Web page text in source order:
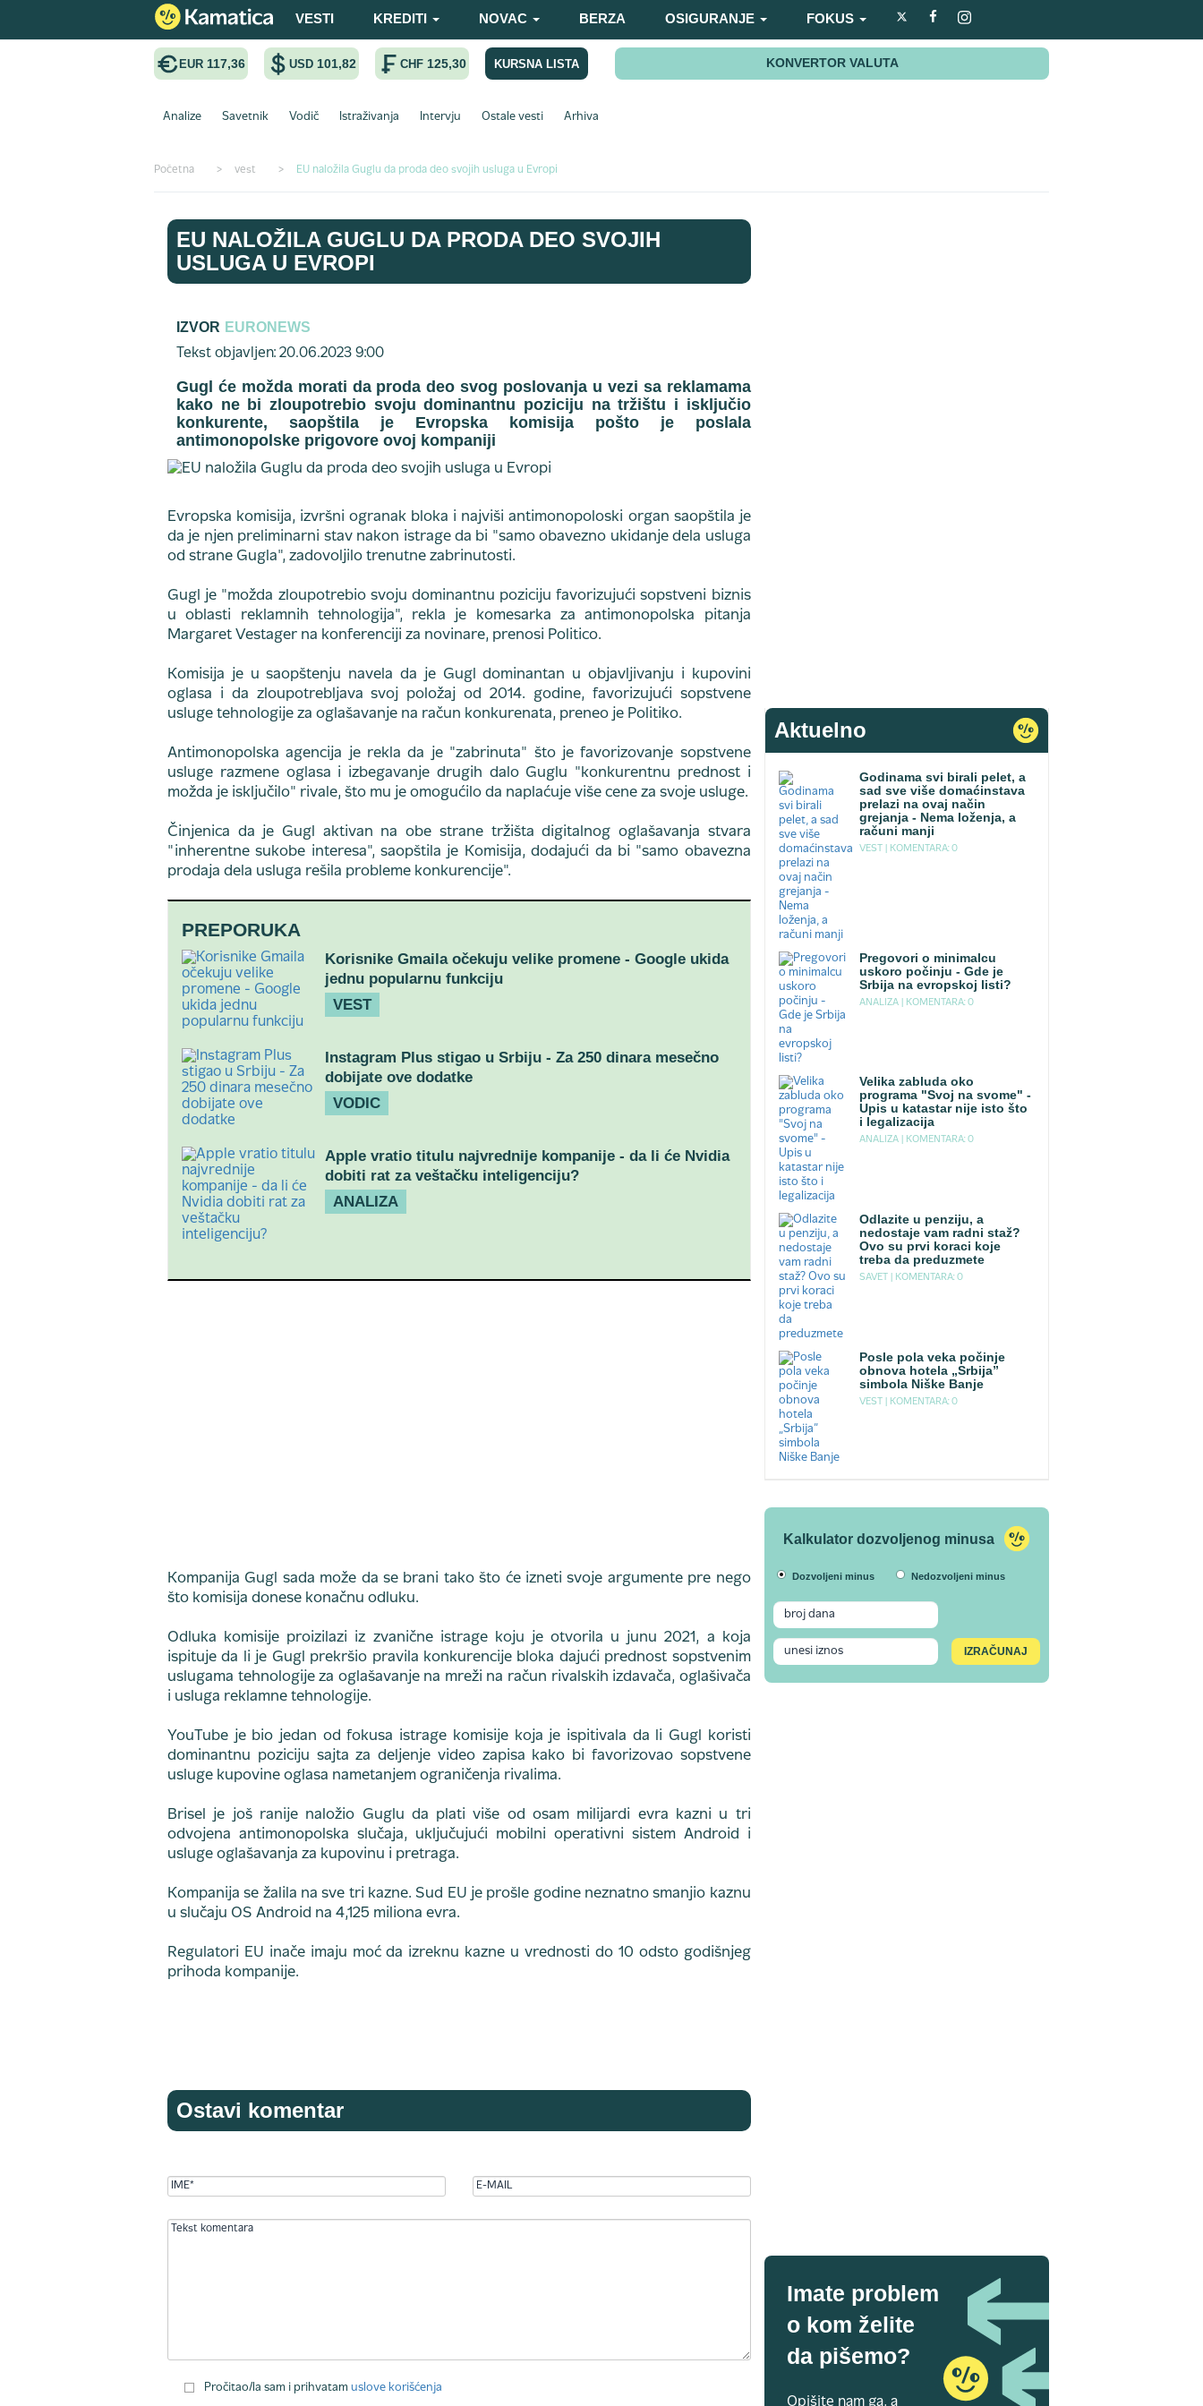
VESTI KREDITI NOVAC BERZA OSIGURANJE FOKUS
EUR 117,36 USD 101,82 CHF 125,30 KURSNA LISTA KONVERTOR VALUTA
Analize Savetnik Vodič Istraživanja Intervju Ostale vesti Arhiva
Početna > vest > EU naložila Guglu da proda deo svojih usluga u Evropi
EU NALOŽILA GUGLU DA PRODA DEO SVOJIH
USLUGA U EVROPI
IZVOR EURONEWS
Tekst objavljen: 20.06.2023 9:00
Gugl će možda morati da proda deo svog poslovanja u vezi sa reklamama
kako ne bi zloupotrebio svoju dominantnu poziciju na tržištu i isključio
konkurente, saopštila je Evropska komisija pošto je poslala
antimonopolske prigovore ovoj kompaniji
Evropska komisija, izvršni ogranak bloka i najviši antimonopoloski organ saopštila je
da je njen preliminarni stav nakon istrage da bi "samo obavezno ukidanje dela usluga
od strane Gugla", zadovoljilo trenutne zabrinutosti.
Gugl je "možda zloupotrebio svoju dominantnu poziciju favorizujući sopstveni biznis
u oblasti reklamnih tehnologija", rekla je komesarka za antimonopolska pitanja
Margaret Vestager na konferenciji za novinare, prenosi Politico.
Komisija je u saopštenju navela da je Gugl dominantan u objavljivanju i kupovini
oglasa i da zloupotrebljava svoj položaj od 2014. godine, favorizujući sopstvene
usluge tehnologije za oglašavanje na račun konkurenata, preneo je Politiko.
Antimonopolska agencija je rekla da je "zabrinuta" što je favorizovanje sopstvene
usluge razmene oglasa i izbegavanje drugih dalo Guglu "konkurentnu prednost i
možda je isključilo" rivale, što mu je omogućilo da naplaćuje više cene za svoje usluge.
Činjenica da je Gugl aktivan na obe strane tržišta digitalnog oglašavanja stvara
"inherentne sukobe interesa", saopštila je Komisija, dodajući da bi "samo obavezna
prodaja dela usluga rešila probleme konkurencije".
PREPORUKA
Korisnike Gmaila očekuju velike promene - Google ukida
jednu popularnu funkciju
VEST
Instagram Plus stigao u Srbiju - Za 250 dinara mesečno
dobijate ove dodatke
VODIC
Apple vratio titulu najvrednije kompanije - da li će Nvidia
dobiti rat za veštačku inteligenciju?
ANALIZA
Kompanija Gugl sada može da se brani tako što će izneti svoje argumente pre nego
što komisija donese konačnu odluku.
Odluka komisije proizilazi iz zvanične istrage koju je otvorila u junu 2021, a koja
ispituje da li je Gugl prekršio pravila konkurencije bloka dajući prednost sopstvenim
uslugama tehnologije za oglašavanje na mreži na račun rivalskih izdavača, oglašivača
i usluga reklamne tehnologije.
YouTube je bio jedan od fokusa istrage komisije koja je ispitivala da li Gugl koristi
dominantnu poziciju sajta za deljenje video zapisa kako bi favorizovao sopstvene
usluge kupovine oglasa nametanjem ograničenja rivalima.
Brisel je još ranije naložio Guglu da plati više od osam milijardi evra kazni u tri
odvojena antimonopolska slučaja, uključujući mobilni operativni sistem Android i
usluge oglašavanja za kupovinu i pretraga.
Kompanija se žalila na sve tri kazne. Sud EU je prošle godine neznatno smanjio kaznu
u slučaju OS Android na 4,125 miliona evra.
Regulatori EU inače imaju moć da izreknu kazne u vrednosti do 10 odsto godišnjeg
prihoda kompanije.
Ostavi komentar
Pročitao/la sam i prihvatam uslove korišćenja
Aktuelno
Godinama svi birali pelet, a
sad sve više domaćinstava
prelazi na ovaj način
grejanja - Nema loženja, a
računi manji
VEST | KOMENTARA: 0
Pregovori o minimalcu
uskoro počinju - Gde je
Srbija na evropskoj listi?
ANALIZA | KOMENTARA: 0
Velika zabluda oko
programa "Svoj na svome" -
Upis u katastar nije isto što
i legalizacija
ANALIZA | KOMENTARA: 0
Odlazite u penziju, a
nedostaje vam radni staž?
Ovo su prvi koraci koje
treba da preduzmete
SAVET | KOMENTARA: 0
Posle pola veka počinje
obnova hotela „Srbija”
simbola Niške Banje
VEST | KOMENTARA: 0
Kalkulator dozvoljenog minusa
Dozvoljeni minus Nedozvoljeni minus
Imate problem
o kom želite
da pišemo?
Opišite nam ga, a